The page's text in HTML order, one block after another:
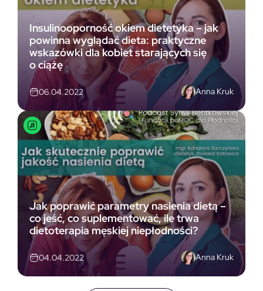
Insulinooporność okiem dietetyka – jak
powinna wyglądać dieta: praktyczne
wskazówki dla kobiet starających się
o ciążę
06.04.2022 Anna Kruk
Jak poprawić parametry nasienia dietą –
co jeść, co suplementować, ile trwa
dietoterapia męskiej niepłodności?
04.04.2022 Anna Kruk